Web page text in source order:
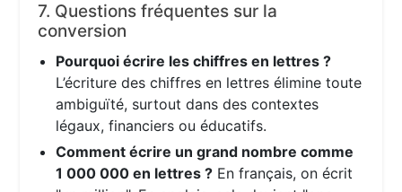
7. Questions fréquentes sur la
conversion
Pourquoi écrire les chiffres en lettres ?
L’écriture des chiffres en lettres élimine toute
ambiguïté, surtout dans des contextes
légaux, financiers ou éducatifs.
Comment écrire un grand nombre comme
1 000 000 en lettres ? En français, on écrit